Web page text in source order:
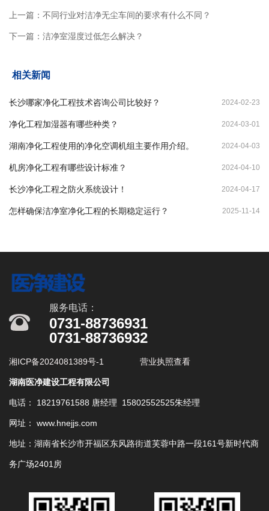
上一篇： 不同行业对洁净无尘车间的要求有什么不同？
下一篇： 洁净室湿度过低怎么解决？
相关新闻
2024-02-23
长沙哪家净化工程技术咨询公司比较好？
2024-03-01
净化工程加湿器有哪些种类？
2024-04-03
湖南净化工程使用的净化空调机组主要作用介绍。
2024-04-10
机房净化工程有哪些设计标准？
2024-04-17
长沙净化工程之防火系统设计！
2025-11-14
怎样确保洁净室净化工程的长期稳定运行？
服务电话：
0731-88736931
0731-88736932
湘ICP备2024081389号-1 营业执照查看
湖南医净建设工程有限公司
电话： 18219761588 唐经理 15802552525朱经理
网址： www.hnejjs.com
地址：湖南省长沙市开福区东风路街道芙蓉中路一段161号新时代商
务广场2401房